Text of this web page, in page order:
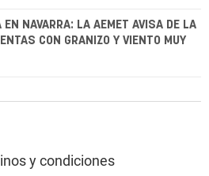
EN NAVARRA: LA AEMET AVISA DE LA
CON GRANIZO Y VIENTO MUY
y condiciones